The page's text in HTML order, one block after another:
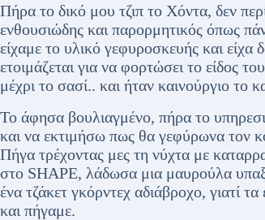
Πήρα το δικό μου τζιπ το Χόντα, δεν
ενθουσιώδης και παρορμητικός όπως
είχαμε το υλικό γεφυροσκευής και
ετοιμάζεται για να φορτώσει το είδος
μέχρι το σασί.. και ήταν καινούργιο το
Το άφησα βουλιαγμένο, πήρα το
και να εκτιμήσω πως θα γεφύρωνα τον
Πήγα τρέχοντας μες τη νύχτα με
στο SHAPE, λάδωσα μια μαυρούλα
ένα τζάκετ γκόρντεχ αδιάβροχο, γιατί
και πήγαμε.